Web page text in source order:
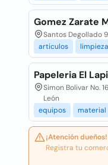
Gomez Zarate
Santos Degollado
articulos
limpieza
Papeleria El
Simon Bolivar No.
León
equipos
material
¡Atención dueños!
Registra tu